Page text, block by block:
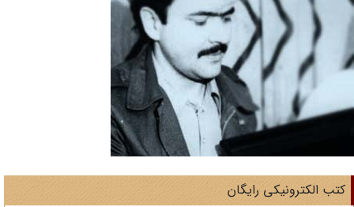
الکترونیکی رایگان